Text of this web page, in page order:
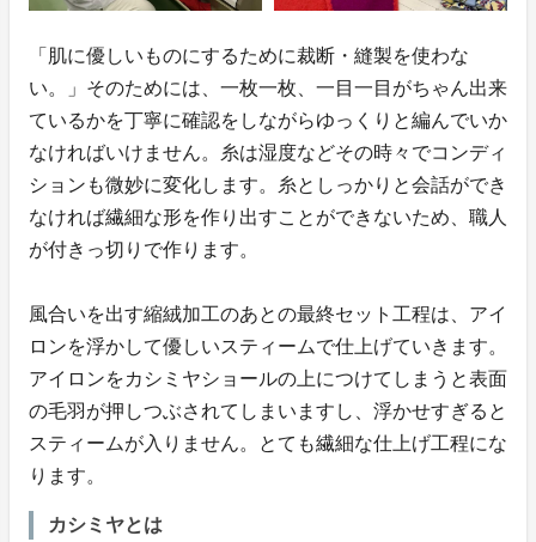
「肌に優しいものにするために裁断・縫製を使わな
い。」そのためには、一枚一枚、一目一目がちゃん出来
ているかを丁寧に確認をしながらゆっくりと編んでいか
なければいけません。糸は湿度などその時々でコンディ
ションも微妙に変化します。糸としっかりと会話ができ
なければ繊細な形を作り出すことができないため、職人
が付きっ切りで作ります。
風合いを出す縮絨加工のあとの最終セット工程は、アイ
ロンを浮かして優しいスティームで仕上げていきます。
アイロンをカシミヤショールの上につけてしまうと表面
の毛羽が押しつぶされてしまいますし、浮かせすぎると
スティームが入りません。とても繊細な仕上げ工程にな
ります。
カシミヤとは